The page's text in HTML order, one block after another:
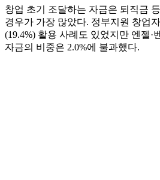
창업 초기 조달하는 자금은 퇴직금
경우가 가장 많았다. 정부지원 창업
(19.4%) 활용 사례도 있었지만 엔젤·
자금의 비중은 2.0%에 불과했다.